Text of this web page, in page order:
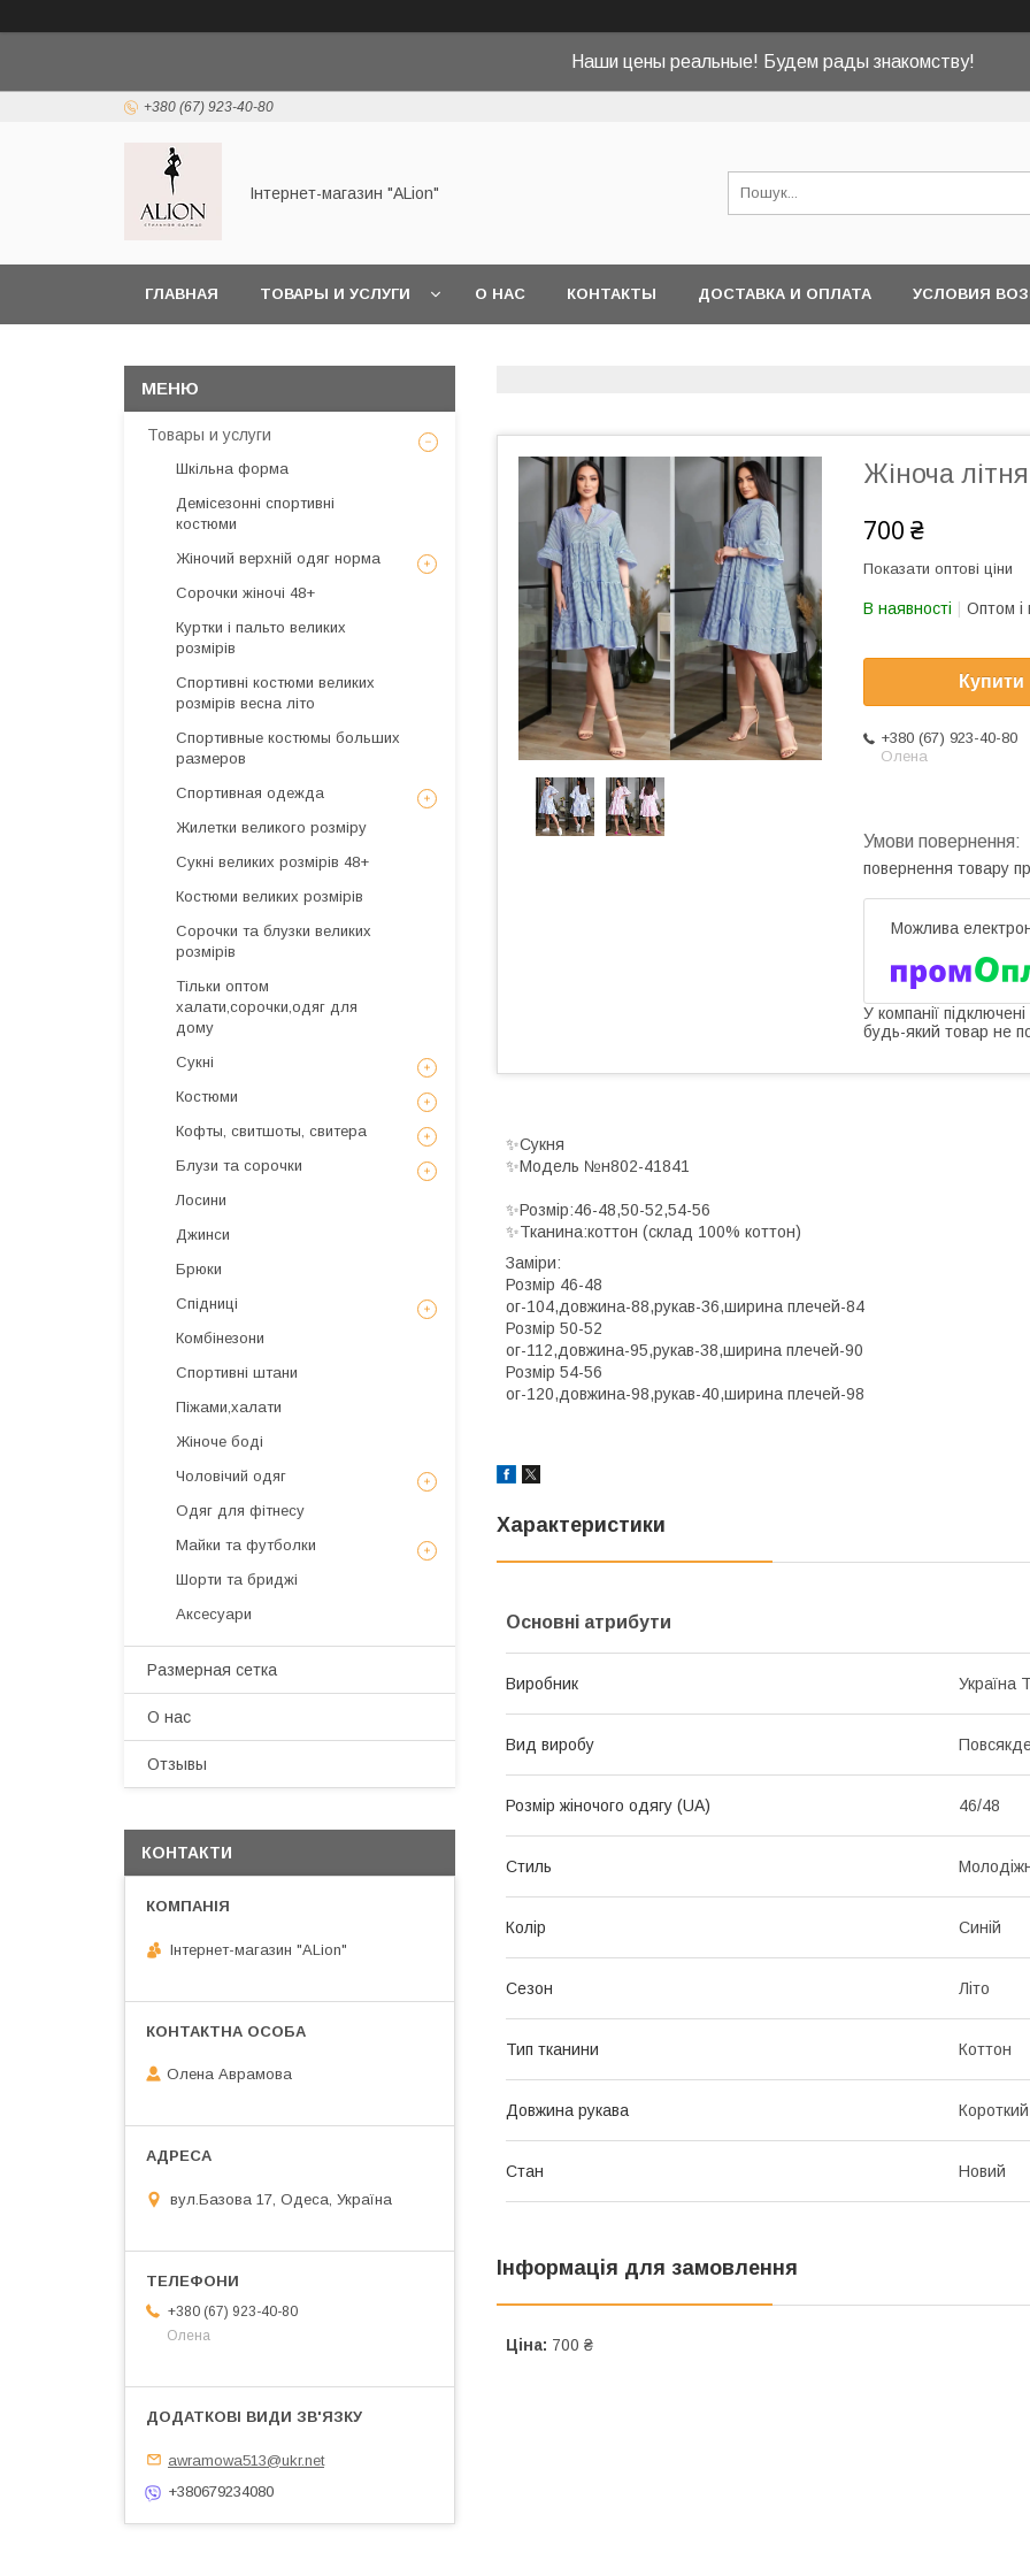
Наши цены реальные! Будем рады знакомству!
+380 (67) 923-40-80
Інтернет-магазин "ALіon"
ГЛАВНАЯ ТОВАРЫ И УСЛУГИ О НАС КОНТАКТЫ ДОСТАВКА И ОПЛАТА УСЛОВИЯ
Жіноча
700 ₴
Показати оптові ціни
В наявності Оптом і
Купити
+380 (67) 923-40-80
Олена
повернення товару
У компанії
будь-який товар не
✨Сукня
✨Модель №н802-41841
✨Розмір:46-48,50-52,54-56
✨Тканина:коттон (склад 100% коттон)
Заміри:
Розмір 46-48
ог-104,довжина-88,рукав-36,ширина плечей-84
Розмір 50-52
ог-112,довжина-95,рукав-38,ширина плечей-90
Розмір 54-56
ог-120,довжина-98,рукав-40,ширина плечей-98
Характеристики
Основні атрибути
Виробник Україна
Вид виробу
Розмір жіночого одягу (UA) 46/48
Стиль
Колір Синій
Сезон Літо
Тип тканини Коттон
Довжина рукава Короткий
Стан Новий
Інформація для замовлення
Ціна: 700 ₴
Товары и услуги
Шкільна форма
Демісезонні спортивні
костюми
Жіночий верхній одяг норма
Сорочки жіночі 48+
Куртки і пальто великих
розмірів
Спортивні костюми великих
розмірів весна літо
Спортивные костюмы больших
размеров
Спортивная одежда
Жилетки великого розміру
Сукні великих розмірів 48+
Костюми великих розмірів
Сорочки та блузки великих
розмірів
Тільки оптом
халати,сорочки,одяг для
дому
Сукні
Костюми
Кофты, свитшоты, свитера
Блузи та сорочки
Лосини
Джинси
Брюки
Спідниці
Комбінезони
Спортивні штани
Піжами,халати
Жіноче боді
Чоловічий одяг
Одяг для фітнесу
Майки та футболки
Шорти та бриджі
Аксесуари
Размерная сетка
О нас
Отзывы
КОНТАКТИ
Інтернет-магазин "ALіon"
Олена Аврамова
вул.Базова 17, Одеса, Україна
+380 (67) 923-40-80
Олена
awramowa513@ukr.net
+380679234080